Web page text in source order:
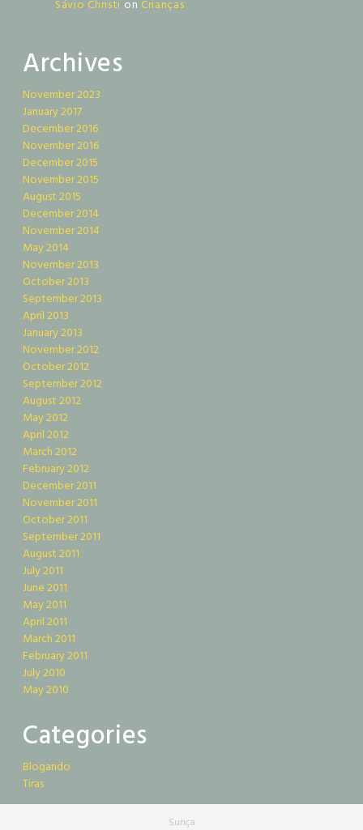
Sávio Christi on Crianças
Archives
November 2023
January 2017
December 2016
November 2016
December 2015
November 2015
August 2015
December 2014
November 2014
May 2014
November 2013
October 2013
September 2013
April 2013
January 2013
November 2012
October 2012
September 2012
August 2012
May 2012
April 2012
March 2012
February 2012
December 2011
November 2011
October 2011
September 2011
August 2011
July 2011
June 2011
May 2011
April 2011
March 2011
February 2011
July 2010
May 2010
Categories
Blogando
Tiras
Sunça